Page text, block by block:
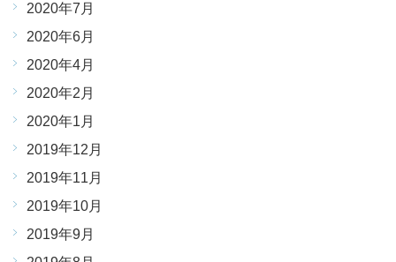
2020年7月
2020年6月
2020年4月
2020年2月
2020年1月
2019年12月
2019年11月
2019年10月
2019年9月